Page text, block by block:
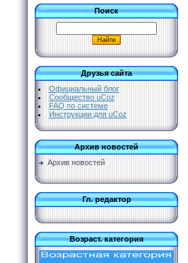
Поиск
Друзья сайта
Официальный блог
Сообщество uCoz
FAQ по системе
Инструкции для uCoz
Архив новостей
Архив новостей
Гл. редактор
Возраст. категория